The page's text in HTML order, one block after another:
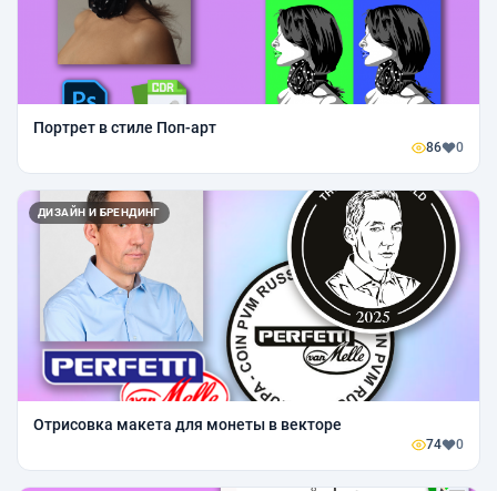
Портрет в стиле Поп-арт
86 0
ДИЗАЙН И БРЕНДИНГ
Отрисовка макета для монеты в векторе
74 0